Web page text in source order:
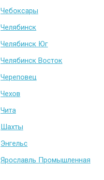
Чебоксары
Челябинск
Челябинск Юг
Челябинск Восток
Череповец
Чехов
Чита
Шахты
Энгельс
Ярославль Промышленная